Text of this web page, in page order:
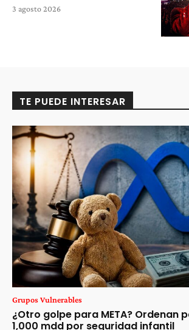
3 agosto 2026
TE PUEDE INTERESAR
Grupos Vulnerables
¿Otro golpe para META? Ordenan
1,000 mdd por seguridad infantil